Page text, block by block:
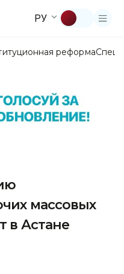
РУ
реформа
массовых
в Астане